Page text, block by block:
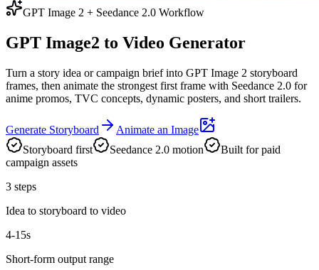
GPT Image 2 + Seedance 2.0 Workflow
GPT Image2 to Video Generator
Turn a story idea or campaign brief into GPT Image 2 storyboard
frames, then animate the strongest first frame with Seedance 2.0 for
anime promos, TVC concepts, dynamic posters, and short trailers.
Generate Storyboard
Animate an Image
Storyboard first
Seedance 2.0 motion
Built for paid
campaign assets
3 steps
Idea to storyboard to video
4-15s
Short-form output range